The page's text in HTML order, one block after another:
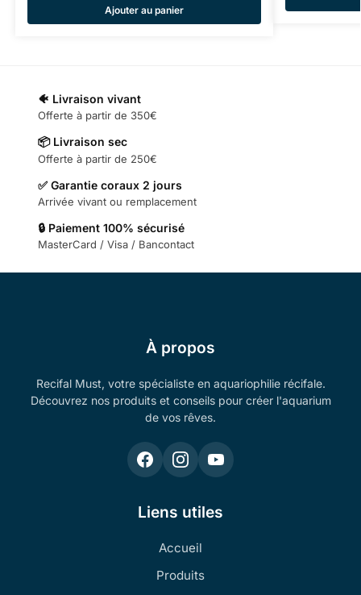
Ajouter au panier
🐠 Livraison vivant
Offerte à partir de 350€
📦 Livraison sec
Offerte à partir de 250€
✅ Garantie coraux 2 jours
Arrivée vivant ou remplacement
🔒 Paiement 100% sécurisé
MasterCard / Visa / Bancontact
À propos
Recifal Must, votre spécialiste en aquariophilie récifale.
Découvrez nos produits et conseils pour créer l'aquarium
de vos rêves.
Liens utiles
Accueil
Produits